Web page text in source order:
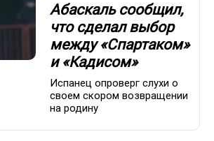
Абаскаль сообщил,
что сделал выбор
между «Спартаком»
и «Кадисом»
Испанец опроверг слухи о
своем скором возвращении
на родину